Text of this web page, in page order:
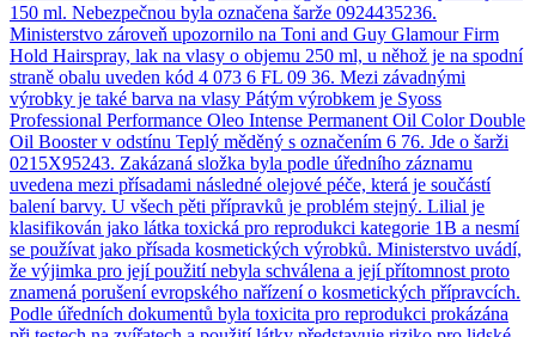
150 ml. Nebezpečnou byla označena šarže 0924435236.
Ministerstvo zároveň upozornilo na Toni and Guy Glamour Firm
Hold Hairspray, lak na vlasy o objemu 250 ml, u něhož je na spodní
straně obalu uveden kód 4 073 6 FL 09 36. Mezi závadnými
výrobky je také barva na vlasy Pátým výrobkem je Syoss
Professional Performance Oleo Intense Permanent Oil Color Double
Oil Booster v odstínu Teplý měděný s označením 6 76. Jde o šarži
0215X95243. Zakázaná složka byla podle úředního záznamu
uvedena mezi přísadami následné olejové péče, která je součástí
balení barvy. U všech pěti přípravků je problém stejný. Lilial je
klasifikován jako látka toxická pro reprodukci kategorie 1B a nesmí
se používat jako přísada kosmetických výrobků. Ministerstvo uvádí,
že výjimka pro její použití nebyla schválena a její přítomnost proto
znamená porušení evropského nařízení o kosmetických přípravcích.
Podle úředních dokumentů byla toxicita pro reprodukci prokázána